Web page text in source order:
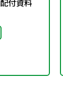
付資料